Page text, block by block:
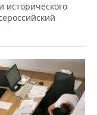
исторического